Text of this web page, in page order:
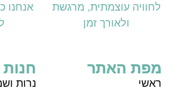
לחוויה עוצמתית, מרגשת
ולאורך זמן
אנחנו
מפת האתר
ראשי
חנות
נרות